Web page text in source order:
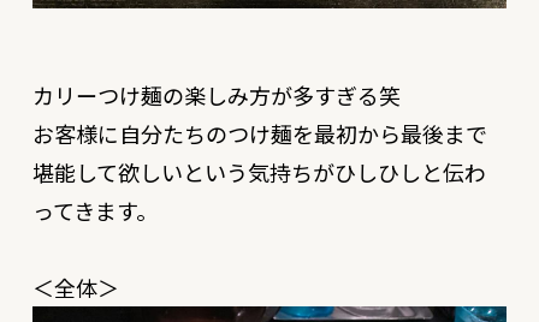
カリーつけ麺の楽しみ方が多すぎる笑
お客様に自分たちのつけ麺を最初から最後まで
堪能して欲しいという気持ちがひしひしと伝わ
ってきます。
＜全体＞